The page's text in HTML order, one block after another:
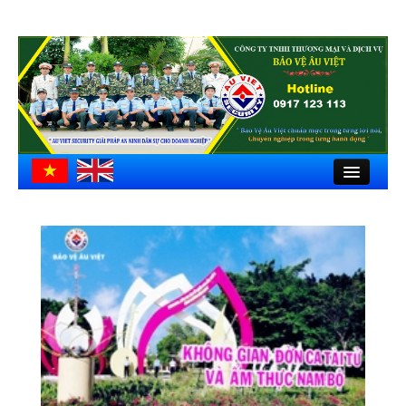
Trang chủ
Giới thiệu
Hồ sơ công ty